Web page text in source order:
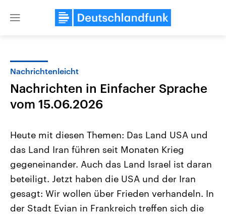
Close
Landtagswahl Sachsen-Anhalt
2026
Alle Informationen
Sachsen-Anhalt wählt am 6.
September 2026 einen neuen
USA
Aktuelle Beiträge,
Hintergründe
gehören die Vereinigten
Nachrichtenleicht
Nachrichten in Einfacher Sprache
vom 15.06.2026
Heute mit diesen Themen: Das Land USA und
das Land Iran führen seit Monaten Krieg
gegeneinander. Auch das Land Israel ist daran
beteiligt. Jetzt haben die USA und der Iran
gesagt: Wir wollen über Frieden verhandeln. In
der Stadt Evian in Frankreich treffen sich die